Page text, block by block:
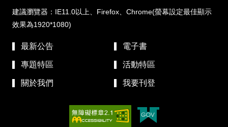
建議瀏覽器：IE11.0以上、Firefox、Chrome(螢幕設定最佳顯示
效果為1920*1080)
最新公告 電子書
專題特區 活動特區
關於我們 我要刊登